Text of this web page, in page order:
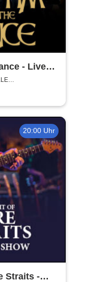
- Live
20:00 Uhr
Straits -